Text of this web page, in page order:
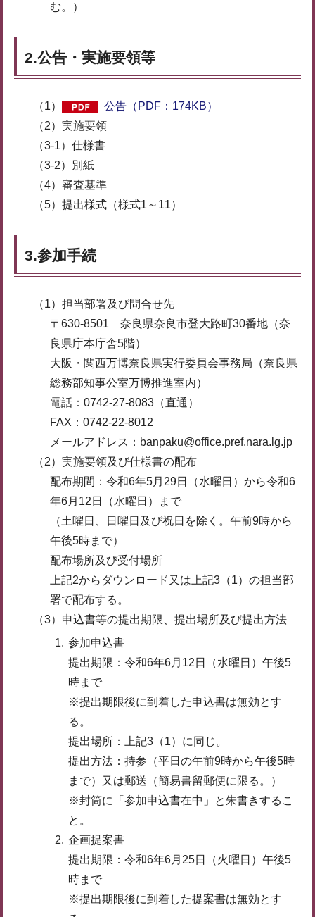
む。）
2.公告・実施要領等
（1）
公告（PDF：174KB）
（2）実施要領
（3-1）仕様書
（3-2）別紙
（4）審査基準
（5）提出様式（様式1～11）
3.参加手続
（1）担当部署及び問合せ先
〒630-8501 奈良県奈良市登大路町30番地（奈
良県庁本庁舎5階）
大阪・関西万博奈良県実行委員会事務局（奈良県
総務部知事公室万博推進室内）
電話：0742-27-8083（直通）
FAX：0742-22-8012
メールアドレス：banpaku@office.pref.nara.lg.jp
（2）実施要領及び仕様書の配布
配布期間：令和6年5月29日（水曜日）から令和6
年6月12日（水曜日）まで
（土曜日、日曜日及び祝日を除く。午前9時から
午後5時まで）
配布場所及び受付場所
上記2からダウンロード又は上記3（1）の担当部
署で配布する。
（3）申込書等の提出期限、提出場所及び提出方法
参加申込書
提出期限：令和6年6月12日（水曜日）午後5
時まで
※提出期限後に到着した申込書は無効とす
る。
提出場所：上記3（1）に同じ。
提出方法：持参（平日の午前9時から午後5時
まで）又は郵送（簡易書留郵便に限る。）
※封筒に「参加申込書在中」と朱書きするこ
と。
企画提案書
提出期限：令和6年6月25日（火曜日）午後5
時まで
※提出期限後に到着した提案書は無効とす